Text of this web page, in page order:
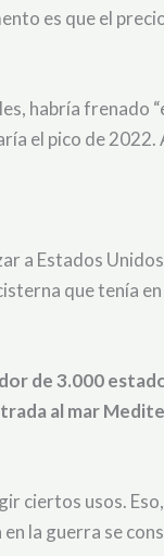
es que el
habría frenado
el pico de
a Estados
que tenía
de 3.000
al mar
ciertos usos.
la guerra se